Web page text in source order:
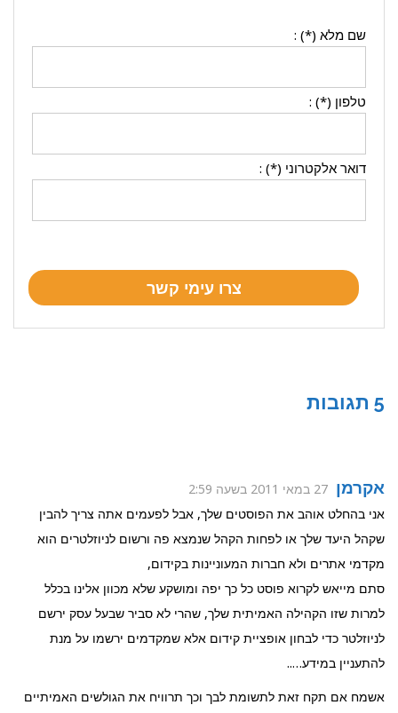
שם מלא (*) :
טלפון (*) :
דואר אלקטרוני (*) :
5 תגובות
אקרמן 27 במאי 2011 בשעה 2:59
אני בהחלט אוהב את הפוסטים שלך, אבל לפעמים אתה צריך להבין
שקהל היעד שלך או לפחות הקהל שנמצא פה ורשום לניוזלטרים הוא
מקדמי אתרים ולא חברות המעוניינות בקידום,
סתם מייאש לקרוא פוסט כל כך יפה ומושקע שלא מכוון אלינו בכלל
למרות שזו הקהילה האמיתית שלך, שהרי לא סביר שבעל עסק ירשם
לניוזלטר כדי לבחון אופציית קידום אלא שמקדמים ירשמו על מנת
להתעניין במידע…..
אשמח אם תקח זאת לתשומת לבך וכך תרוויח את הגולשים האמיתיים